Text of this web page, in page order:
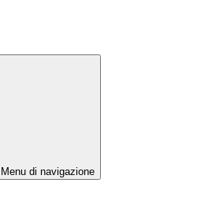
Menu di navigazione